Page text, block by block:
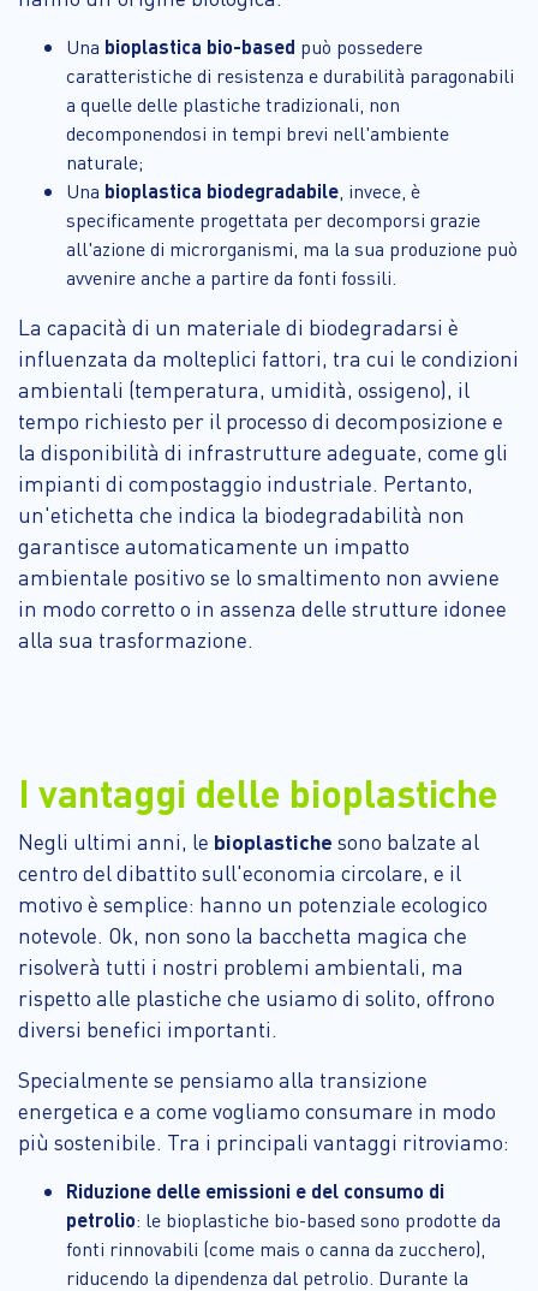
Una bioplastica bio-based può possedere
caratteristiche di resistenza e durabilità paragonabili
a quelle delle plastiche tradizionali, non
decomponendosi in tempi brevi nell'ambiente
naturale;
Una bioplastica biodegradabile , invece, è
specificamente progettata per decomporsi grazie
all'azione di microrganismi, ma la sua produzione può
avvenire anche a partire da fonti fossili.
La capacità di un materiale di biodegradarsi è
influenzata da molteplici fattori, tra cui le condizioni
ambientali (temperatura, umidità, ossigeno), il
tempo richiesto per il processo di decomposizione e
la disponibilità di infrastrutture adeguate, come gli
impianti di compostaggio industriale. Pertanto,
un'etichetta che indica la biodegradabilità non
garantisce automaticamente un impatto
ambientale positivo se lo smaltimento non avviene
in modo corretto o in assenza delle strutture idonee
alla sua trasformazione.
I vantaggi delle bioplastiche
Negli ultimi anni, le bioplastiche sono balzate al
centro del dibattito sull'economia circolare, e il
motivo è semplice: hanno un potenziale ecologico
notevole. Ok, non sono la bacchetta magica che
risolverà tutti i nostri problemi ambientali, ma
rispetto alle plastiche che usiamo di solito, offrono
diversi benefici importanti.
Specialmente se pensiamo alla transizione
energetica e a come vogliamo consumare in modo
più sostenibile. Tra i principali vantaggi ritroviamo:
Riduzione delle emissioni e del consumo di
petrolio: le bioplastiche bio-based sono prodotte da
fonti rinnovabili (come mais o canna da zucchero),
riducendo la dipendenza dal petrolio. Durante la